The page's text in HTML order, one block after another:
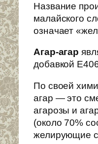
Название
малайского
означает
Агар-агар
добавкой
По своей
агар — это
агарозы и
(около 70%
желирующие